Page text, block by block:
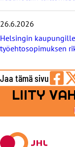
26.6.2026
Helsingin
työehtosopimuksen
Jaa tämä sivu
Jaa
Jaa
LIITY